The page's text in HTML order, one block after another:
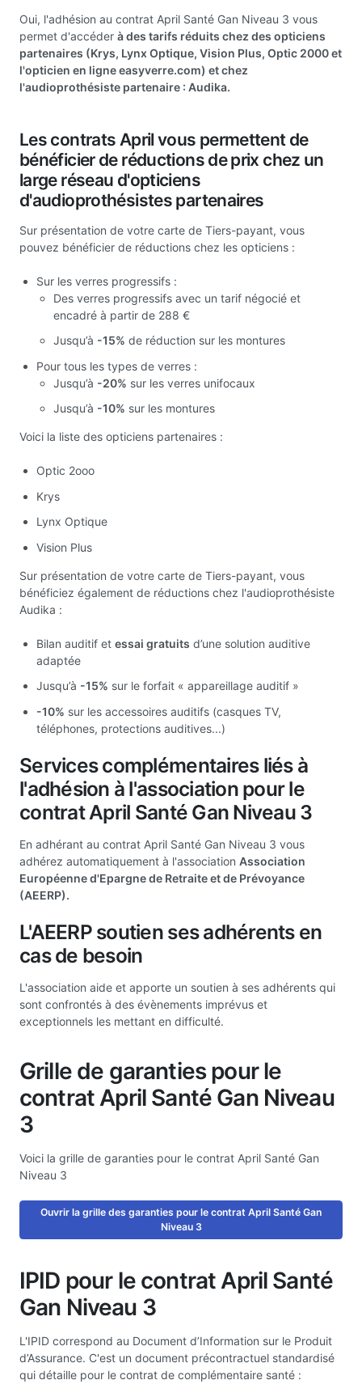
Oui, l'adhésion au contrat April Santé Gan Niveau 3 vous
permet d'accéder à des tarifs réduits chez des opticiens
partenaires (Krys, Lynx Optique, Vision Plus, Optic 2000 et
l'opticien en ligne easyverre.com) et chez
l'audioprothésiste partenaire : Audika.
Les contrats April vous permettent de
bénéficier de réductions de prix chez un
large réseau d'opticiens
d'audioprothésistes partenaires
Sur présentation de votre carte de Tiers-payant, vous
pouvez bénéficier de réductions chez les opticiens :
Sur les verres progressifs :
Des verres progressifs avec un tarif négocié et
encadré à partir de 288 €
Jusqu’à -15% de réduction sur les montures
Pour tous les types de verres :
Jusqu’à -20% sur les verres unifocaux
Jusqu’à -10% sur les montures
Voici la liste des opticiens partenaires :
Optic 2ooo
Krys
Lynx Optique
Vision Plus
Sur présentation de votre carte de Tiers-payant, vous
bénéficiez également de réductions chez l'audioprothésiste
Audika :
Bilan auditif et essai gratuits d’une solution auditive
adaptée
Jusqu’à -15% sur le forfait « appareillage auditif »
-10% sur les accessoires auditifs (casques TV,
téléphones, protections auditives...)
Services complémentaires liés à
l'adhésion à l'association pour le
contrat April Santé Gan Niveau 3
En adhérant au contrat April Santé Gan Niveau 3 vous
adhérez automatiquement à l'association Association
Européenne d'Epargne de Retraite et de Prévoyance
(AEERP).
L'AEERP soutien ses adhérents en
cas de besoin
L'association aide et apporte un soutien à ses adhérents qui
sont confrontés à des évènements imprévus et
exceptionnels les mettant en difficulté.
Grille de garanties pour le
contrat April Santé Gan Niveau
3
Voici la grille de garanties pour le contrat April Santé Gan
Niveau 3
Ouvrir la grille des garanties pour le contrat April Santé Gan
Niveau 3
IPID pour le contrat April Santé
Gan Niveau 3
L'IPID correspond au Document d’Information sur le Produit
d’Assurance. C'est un document précontractuel standardisé
qui détaille pour le contrat de complémentaire santé :